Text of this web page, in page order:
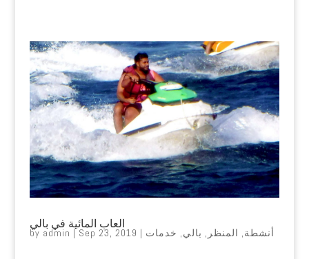
العاب المائية في بالي
by admin |Sep 23, 2019 | أنشطة, المنظر , بالي, خدمات